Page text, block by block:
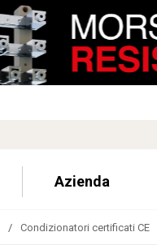
Azienda
Condizionatori certificati CE